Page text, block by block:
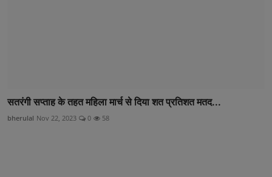
सतरंगी सप्ताह के तहत महिला मार्च से दिया शत प्रतिशत मतद...
bherulal Nov 22, 2023 0 58